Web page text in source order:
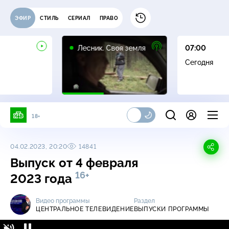
ЭФИР СТИЛЬ СЕРИАЛ ПРАВО
Лесник. Своя земля
16+
07:00
Сегодня
18+
04.02.2023, 20:20 14841
Выпуск от 4 февраля
2023 года 16+
Видео программы
ЦЕНТРАЛЬНОЕ ТЕЛЕВИДЕНИЕ
Раздел
ВЫПУСКИ ПРОГРАММЫ